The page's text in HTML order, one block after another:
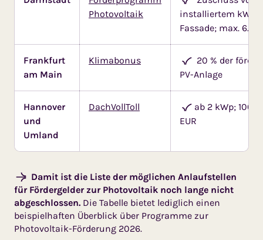
Photovoltaik
installiertem kWp
Fassade; max.
Frankfurt
am Main
Klimabonus
20 % der
PV-Anlage
Hannover
und
Umland
DachVollToll
ab 2 kWp; 100
EUR
Damit ist die Liste der möglichen Anlaufstellen
für Fördergelder zur Photovoltaik noch lange nicht
abgeschlossen. Die Tabelle bietet lediglich einen
beispielhaften Überblick über Programme zur
Photovoltaik-Förderung 2026.